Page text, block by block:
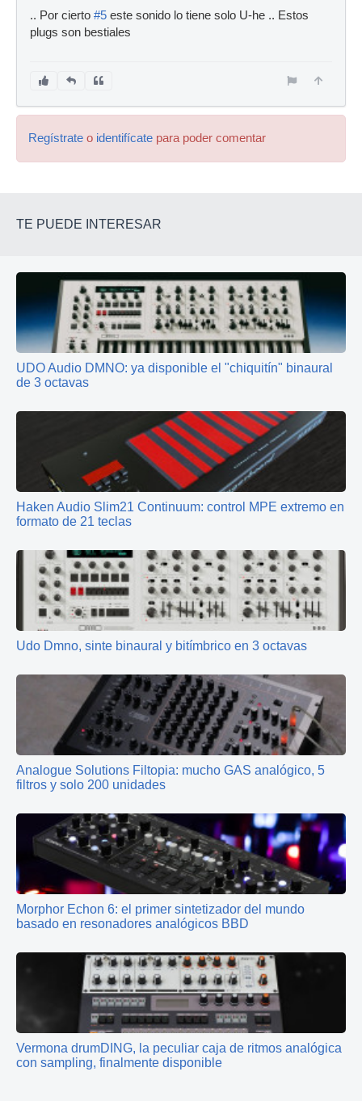
.. Por cierto #5 este sonido lo tiene solo U-he .. Estos
plugs son bestiales
Regístrate o identifícate para poder comentar
TE PUEDE INTERESAR
UDO Audio DMNO: ya disponible el "chiquitín" binaural
de 3 octavas
Haken Audio Slim21 Continuum: control MPE extremo en
formato de 21 teclas
Udo Dmno, sinte binaural y bitímbrico en 3 octavas
Analogue Solutions Filtopia: mucho GAS analógico, 5
filtros y solo 200 unidades
Morphor Echon 6: el primer sintetizador del mundo
basado en resonadores analógicos BBD
Vermona drumDING, la peculiar caja de ritmos analógica
con sampling, finalmente disponible